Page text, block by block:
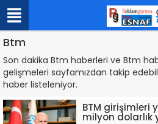
Btm
Son dakika Btm haberleri ve Btm
gelişmeleri sayfamızdan takip
haber listeleniyor.
BTM girişimleri
milyon dolarlık